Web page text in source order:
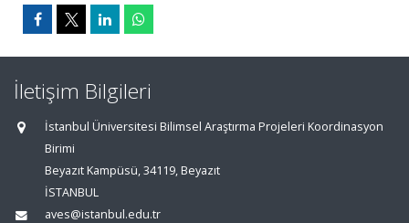
İletişim Bilgileri
İstanbul Üniversitesi Bilimsel Araştırma Projeleri Koordinasyon
Birimi
Beyazıt Kampüsü, 34119, Beyazıt
İSTANBUL
aves@istanbul.edu.tr